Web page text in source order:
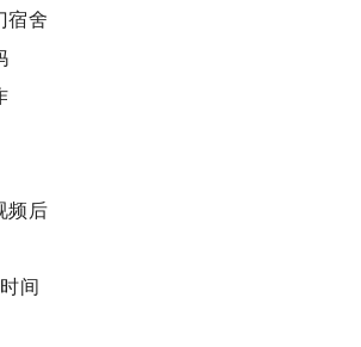
宿舍
频后
间